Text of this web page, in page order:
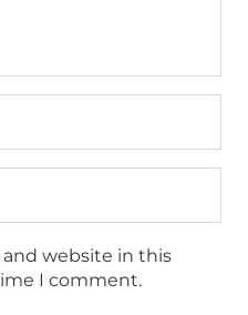
and website in this
I comment.